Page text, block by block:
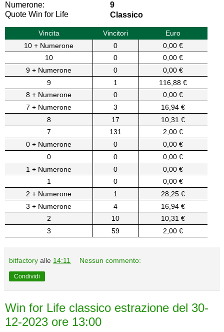
Numerone:
9
Quote Win for Life
Classico
Vincita Vincitori
Euro
10 + Numerone
0
0,00 €
10
0
0,00 €
9 + Numerone
0
0,00 €
9
1
116,88 €
8 + Numerone
0
0,00 €
7 + Numerone
3
16,94 €
8
17
10,31 €
7
131
2,00 €
0 + Numerone
0
0,00 €
0
0
0,00 €
1 + Numerone
0
0,00 €
1
0
0,00 €
2 + Numerone
1
28,25 €
3 + Numerone
4
16,94 €
2
10
10,31 €
3
59 2,00 €
bitfactory alle 14:11 Nessun commento:
Condividi
Win for Life classico estrazione del 30-
12-2023 ore 13:00